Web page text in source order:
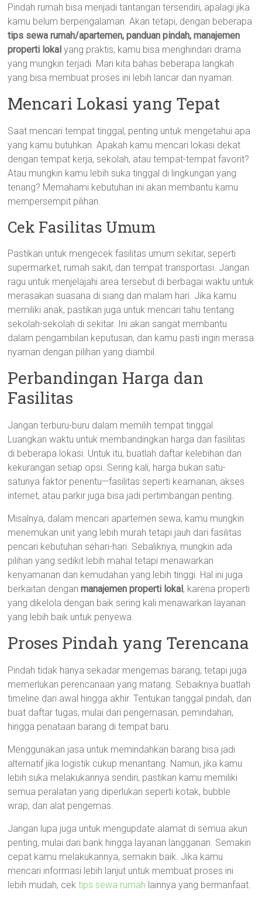
Pindah rumah bisa menjadi tantangan tersendiri, apalagi jika
kamu belum berpengalaman. Akan tetapi, dengan beberapa
tips sewa rumah/apartemen, panduan pindah, manajemen
properti lokal yang praktis, kamu bisa menghindari drama
yang mungkin terjadi. Mari kita bahas beberapa langkah
yang bisa membuat proses ini lebih lancar dan nyaman.
Mencari Lokasi yang Tepat
Saat mencari tempat tinggal, penting untuk mengetahui apa
yang kamu butuhkan. Apakah kamu mencari lokasi dekat
dengan tempat kerja, sekolah, atau tempat-tempat favorit?
Atau mungkin kamu lebih suka tinggal di lingkungan yang
tenang? Memahami kebutuhan ini akan membantu kamu
mempersempit pilihan.
Cek Fasilitas Umum
Pastikan untuk mengecek fasilitas umum sekitar, seperti
supermarket, rumah sakit, dan tempat transportasi. Jangan
ragu untuk menjelajahi area tersebut di berbagai waktu untuk
merasakan suasana di siang dan malam hari. Jika kamu
memiliki anak, pastikan juga untuk mencari tahu tentang
sekolah-sekolah di sekitar. Ini akan sangat membantu
dalam pengambilan keputusan, dan kamu pasti ingin merasa
nyaman dengan pilihan yang diambil.
Perbandingan Harga dan
Fasilitas
Jangan terburu-buru dalam memilih tempat tinggal.
Luangkan waktu untuk membandingkan harga dan fasilitas
di beberapa lokasi. Untuk itu, buatlah daftar kelebihan dan
kekurangan setiap opsi. Sering kali, harga bukan satu-
satunya faktor penentu—fasilitas seperti keamanan, akses
internet, atau parkir juga bisa jadi pertimbangan penting.
Misalnya, dalam mencari apartemen sewa, kamu mungkin
menemukan unit yang lebih murah tetapi jauh dari fasilitas
pencari kebutuhan sehari-hari. Sebaliknya, mungkin ada
pilihan yang sedikit lebih mahal tetapi menawarkan
kenyamanan dan kemudahan yang lebih tinggi. Hal ini juga
berkaitan denganmanajemen properti lokal, karena properti
yang dikelola dengan baik sering kali menawarkan layanan
yang lebih baik untuk penyewa.
Proses Pindah yang Terencana
Pindah tidak hanya sekadar mengemas barang, tetapi juga
memerlukan perencanaan yang matang. Sebaiknya buatlah
timeline dari awal hingga akhir. Tentukan tanggal pindah, dan
buat daftar tugas, mulai dari pengemasan, pemindahan,
hingga penataan barang di tempat baru.
Menggunakan jasa untuk memindahkan barang bisa jadi
alternatif jika logistik cukup menantang. Namun, jika kamu
lebih suka melakukannya sendiri, pastikan kamu memiliki
semua peralatan yang diperlukan seperti kotak, bubble
wrap, dan alat pengemas.
Jangan lupa juga untuk mengupdate alamat di semua akun
penting, mulai dari bank hingga layanan langganan. Semakin
cepat kamu melakukannya, semakin baik. Jika kamu
mencari informasi lebih lanjut untuk membuat proses ini
lebih mudah, cektips sewa rumah lainnya yang bermanfaat.